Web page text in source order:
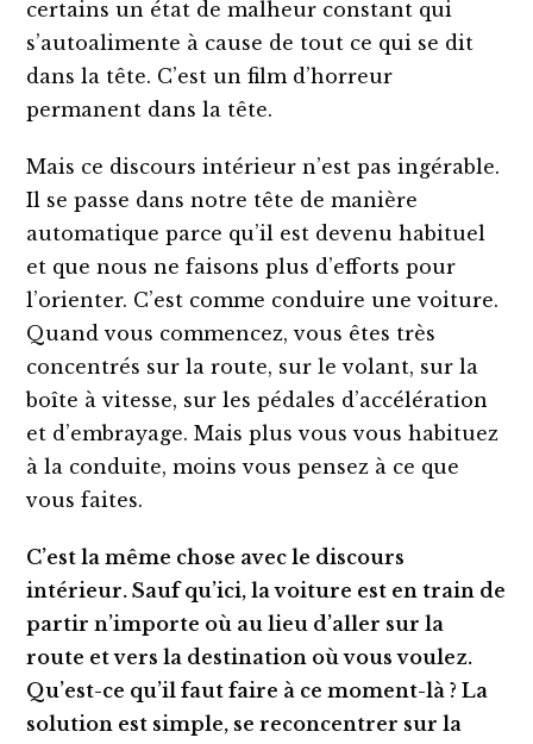
certains un état de malheur constant qui
s’autoalimente à cause de tout ce qui se dit
dans la tête. C’est un film d’horreur
permanent dans la tête.
Mais ce discours intérieur n’est pas ingérable.
Il se passe dans notre tête de manière
automatique parce qu’il est devenu habituel
et que nous ne faisons plus d’efforts pour
l’orienter. C’est comme conduire une voiture.
Quand vous commencez, vous êtes très
concentrés sur la route, sur le volant, sur la
boîte à vitesse, sur les pédales d’accélération
et d’embrayage. Mais plus vous vous habituez
à la conduite, moins vous pensez à ce que
vous faites.
C’est la même chose avec le discours
intérieur. Sauf qu’ici, la voiture est en train de
partir n’importe où au lieu d’aller sur la
route et vers la destination où vous voulez.
Qu’est-ce qu’il faut faire à ce moment-là ? La
solution est simple, se reconcentrer sur la